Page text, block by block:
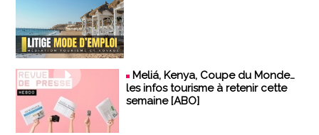
Meliá, Kenya, Coupe du Monde…
les infos tourisme à retenir cette
semaine [ABO]